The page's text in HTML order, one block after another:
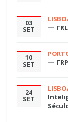
03
SET
— TRL
10
SET
— TRP
24
SET